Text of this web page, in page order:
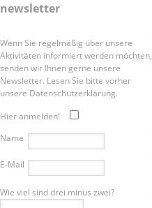
newsletter
Wenn Sie regelmäßig über unsere
Aktivitäten informiert werden möchten,
senden wir Ihnen gerne unsere
Newsletter. Lesen Sie bitte vorher
unsere Datenschutzerklärung.
Hier anmelden!
Name
E-Mail
Wie viel sind drei minus zwei?